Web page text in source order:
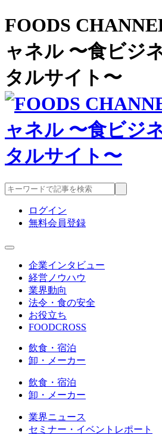
FOODS
ャネル 〜食ビジ
タルサイト〜
ログイン
無料会員登録
企業インタビュー
経営ノウハウ
業界動向
法令・食の安全
お役立ち
FOODCROSS
飲食・宿泊
卸・メーカー
飲食・宿泊
卸・メーカー
業界ニュース
セミナー・イベントレポート